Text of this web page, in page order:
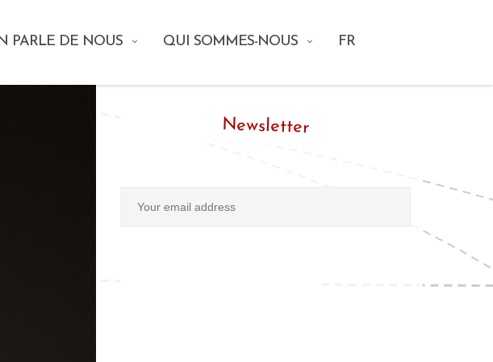
PARLE DE NOUS QUI SOMMES-NOUS FR
Newsletter